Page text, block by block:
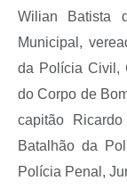
Wilian Batista
Municipal,
da Polícia Civil,
do Corpo de
capitão
Batalhão da
Polícia Penal,